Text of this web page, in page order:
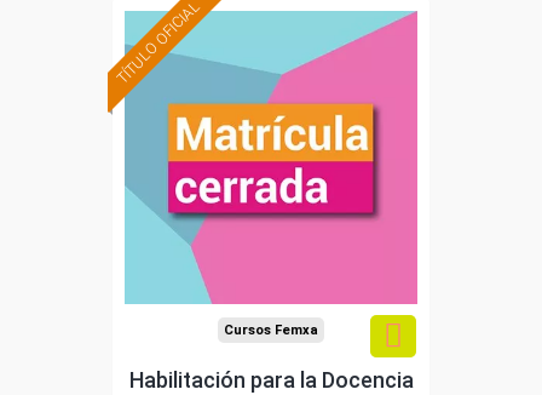
TÍTULO OFICIAL
Cursos Femxa
Habilitación para la Docencia